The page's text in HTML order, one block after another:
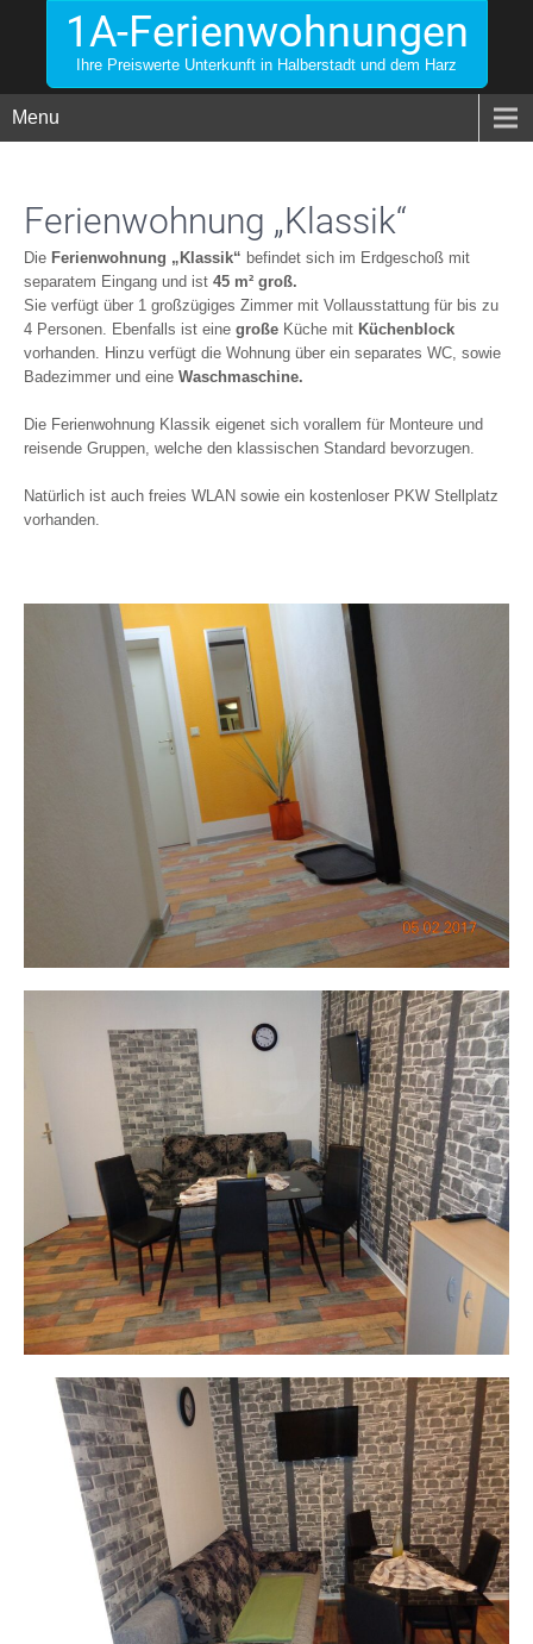
1A-Ferienwohnungen
Ihre Preiswerte Unterkunft in Halberstadt und dem Harz
Menu
Ferienwohnung „Klassik“
Die Ferienwohnung „Klassik“ befindet sich im Erdgeschoß mit
separatem Eingang und ist 45 m² groß.
Sie verfügt über 1 großzügiges Zimmer mit Vollausstattung für bis zu
4 Personen. Ebenfalls ist eine große Küche mit Küchenblock
vorhanden. Hinzu verfügt die Wohnung über ein separates WC, sowie
Badezimmer und eine Waschmaschine.
Die Ferienwohnung Klassik eigenet sich vorallem für Monteure und
reisende Gruppen, welche den klassischen Standard bevorzugen.
Natürlich ist auch freies WLAN sowie ein kostenloser PKW Stellplatz
vorhanden.